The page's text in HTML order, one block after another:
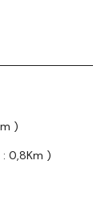
)
0,8Km )